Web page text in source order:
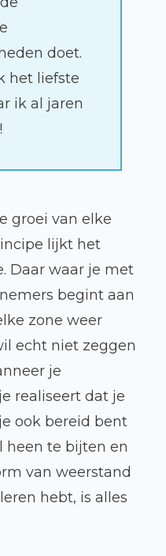
doet.
het liefste
ik al jaren
groei van elke
lijkt het
Daar waar je met
begint aan
zone weer
echt niet zeggen
je
realiseert dat je
ook bereid bent
heen te bijten en
van weerstand
hebt, is alles